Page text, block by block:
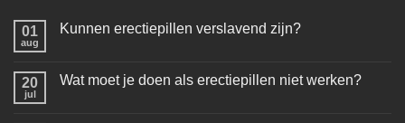
01
aug
Kunnen erectiepillen verslavend zijn?
20
jul
Wat moet je doen als erectiepillen niet werken?